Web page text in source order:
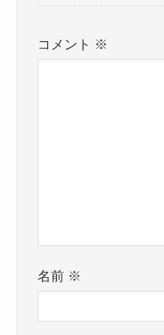
コメント ※
名前 ※